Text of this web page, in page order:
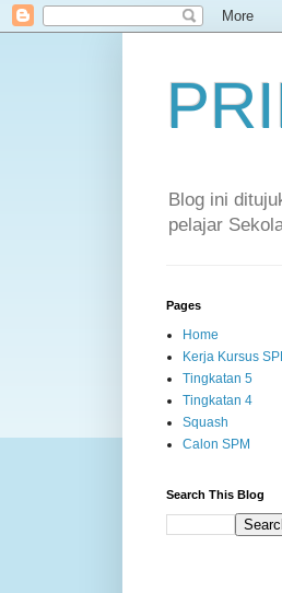
Blog ini
pelajar
Pages
Home
Kerja Kursus
Tingkatan 5
Tingkatan 4
Squash
Calon SPM
Search This Blog